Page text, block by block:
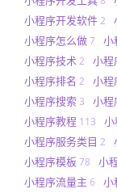
小程序开发软件2
小程序怎么做7 小
小程序技术2 小程
小程序排名 2 小程
小程序搜索 3 小程
小程序教程 113 小
小程序服务类目 2
小程序模板 78 小
小程序流量主 6 小